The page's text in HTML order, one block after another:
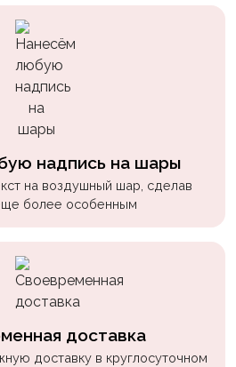
надпись на шары
на воздушный шар, сделав
более особенным
доставка
доставку в круглосуточном